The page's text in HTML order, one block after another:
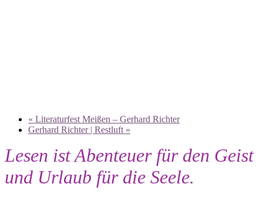
« Literaturfest Meißen – Gerhard Richter
Gerhard Richter | Restluft »
Lesen ist Abenteuer für den Geist
und Urlaub für die Seele.